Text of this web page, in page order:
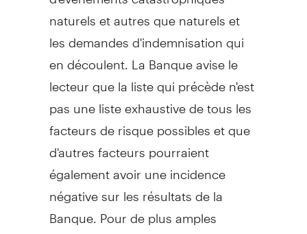
naturels et autres que naturels et
les demandes d'indemnisation qui
en découlent. La Banque avise le
lecteur que la liste qui précède n'est
pas une liste exhaustive de tous les
facteurs de risque possibles et que
d'autres facteurs pourraient
également avoir une incidence
négative sur les résultats de la
Banque. Pour de plus amples